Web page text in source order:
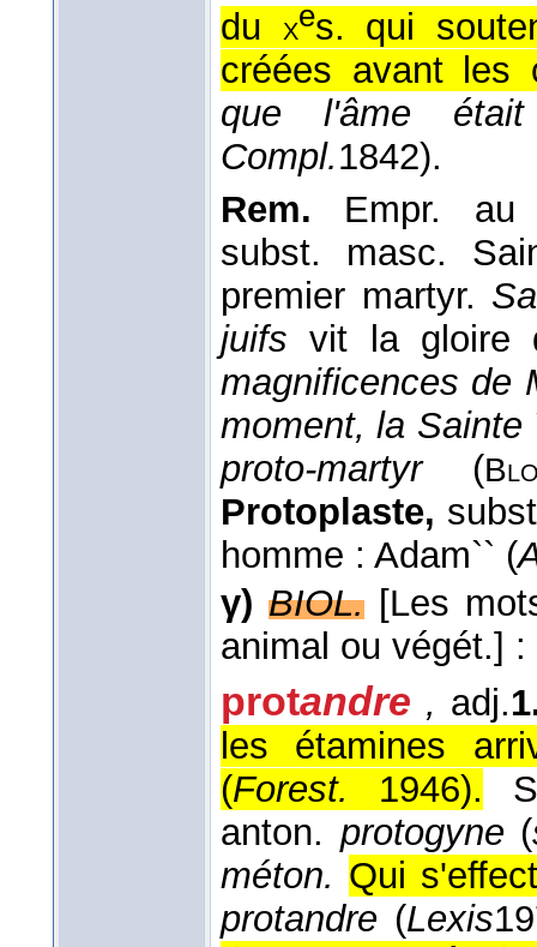
du xes. qui
créées avant les
que l'âme
Compl.1842).
Rem. Empr.
subst. masc.
premier martyr.
juifs vit la gloire
magnificences de
moment, la Sainte
proto-martyr(
Protoplaste,
homme : Adam`` (
γ) BIOL. [Les
animal ou végét.] :
protandre , adj.
les étamines
(Forest. 1946).
anton. protogyne (
méton. Qui
protandre (Lexis